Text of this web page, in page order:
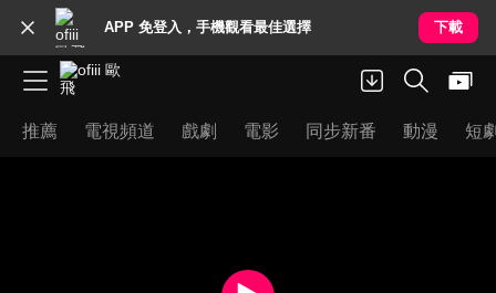
APP 免登入，手機觀看最佳選擇 下載
推薦 電視頻道 戲劇 電影 同步新番 動漫 短